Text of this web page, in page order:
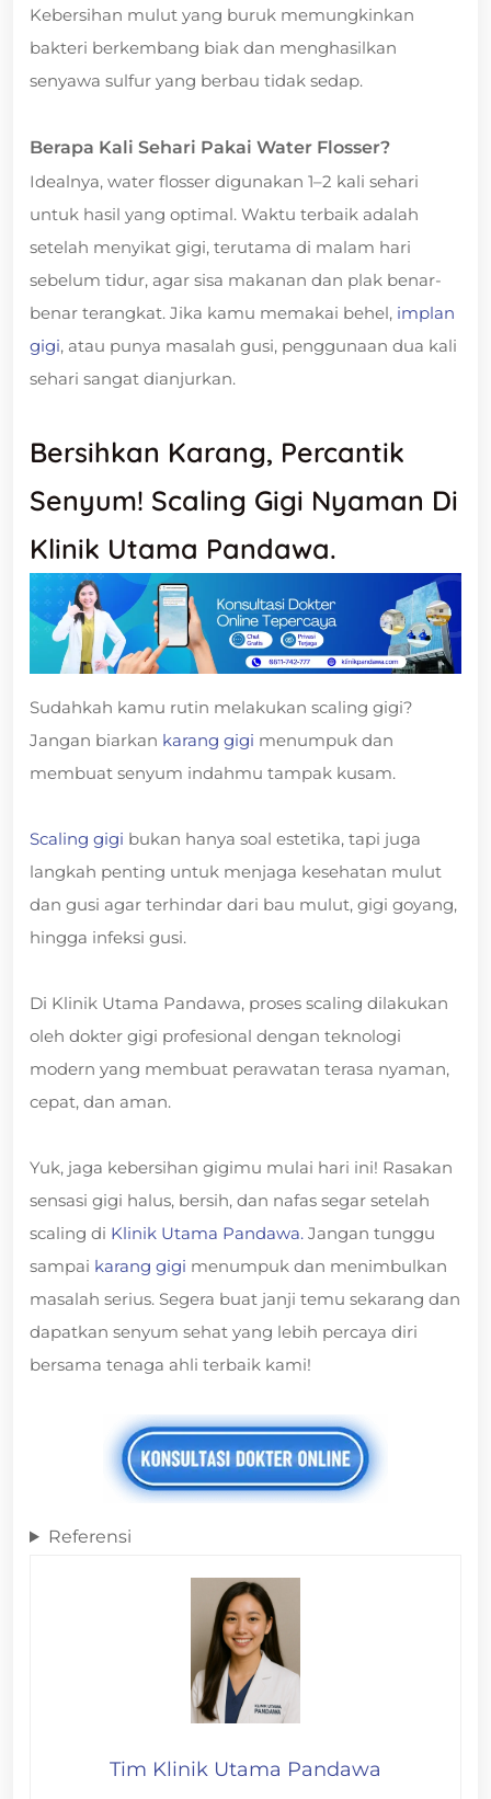
Kebersihan mulut yang buruk memungkinkan
bakteri berkembang biak dan menghasilkan
senyawa sulfur yang berbau tidak sedap.
Berapa Kali Sehari Pakai Water Flosser?
Idealnya, water flosser digunakan 1–2 kali sehari
untuk hasil yang optimal. Waktu terbaik adalah
setelah menyikat gigi, terutama di malam hari
sebelum tidur, agar sisa makanan dan plak benar-
benar terangkat. Jika kamu memakai behel, implan
gigi, atau punya masalah gusi, penggunaan dua kali
sehari sangat dianjurkan.
Bersihkan Karang, Percantik
Senyum! Scaling Gigi Nyaman Di
Klinik Utama Pandawa.
Sudahkah kamu rutin melakukan scaling gigi?
Jangan biarkan karang gigi menumpuk dan
membuat senyum indahmu tampak kusam.
Scaling gigi bukan hanya soal estetika, tapi juga
langkah penting untuk menjaga kesehatan mulut
dan gusi agar terhindar dari bau mulut, gigi goyang,
hingga infeksi gusi.
Di Klinik Utama Pandawa, proses scaling dilakukan
oleh dokter gigi profesional dengan teknologi
modern yang membuat perawatan terasa nyaman,
cepat, dan aman.
Yuk, jaga kebersihan gigimu mulai hari ini! Rasakan
sensasi gigi halus, bersih, dan nafas segar setelah
scaling di Klinik Utama Pandawa. Jangan tunggu
sampai karang gigi menumpuk dan menimbulkan
masalah serius. Segera buat janji temu sekarang dan
dapatkan senyum sehat yang lebih percaya diri
bersama tenaga ahli terbaik kami!
Referensi
Tim Klinik Utama Pandawa